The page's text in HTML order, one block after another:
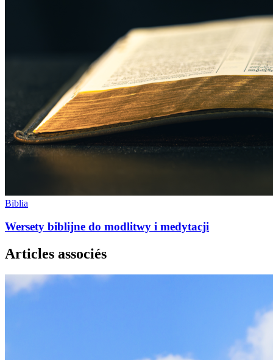
Biblia
Wersety biblijne do modlitwy i medytacji
Articles associés